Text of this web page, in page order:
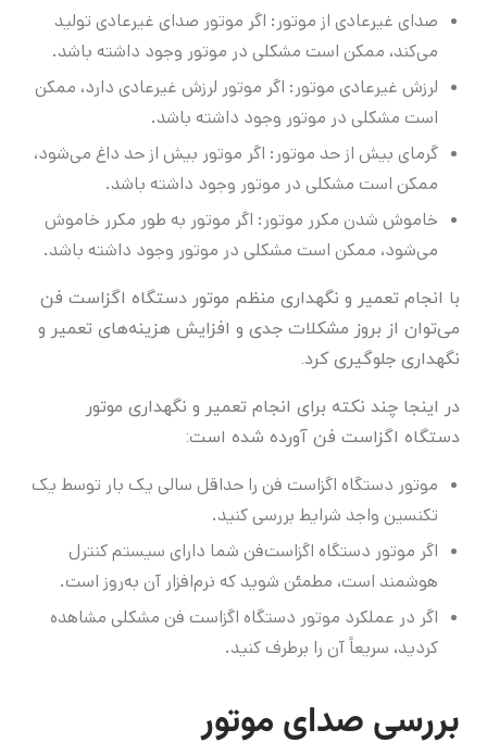
صدای غیرعادی از موتور: اگر موتور صدای غیرعادی تولید
می‌کند، ممکن است مشکلی در موتور وجود داشته باشد.
لرزش غیرعادی موتور: اگر موتور لرزش غیرعادی دارد، ممکن
است مشکلی در موتور وجود داشته باشد.
گرمای بیش از حد موتور: اگر موتور بیش از حد داغ می‌شود،
ممکن است مشکلی در موتور وجود داشته باشد.
خاموش شدن مکرر موتور: اگر موتور به طور مکرر خاموش
می‌شود، ممکن است مشکلی در موتور وجود داشته باشد.
با انجام تعمیر و نگهداری منظم موتور دستگاه اگزاست فن
می‌توان از بروز مشکلات جدی و افزایش هزینه‌های تعمیر و
نگهداری جلوگیری کرد.
در اینجا چند نکته برای انجام تعمیر و نگهداری موتور
دستگاه اگزاست فن آورده شده است:
موتور دستگاه اگزاست فن را حداقل سالی یک بار توسط یک
تکنسین واجد شرایط بررسی کنید.
اگر موتور دستگاه اگزاست‌فن شما دارای سیستم کنترل
هوشمند است، مطمئن شوید که نرم‌افزار آن به‌روز است.
اگر در عملکرد موتور دستگاه اگزاست فن مشکلی مشاهده
کردید، سریعاً آن را برطرف کنید.
بررسی صدای موتور